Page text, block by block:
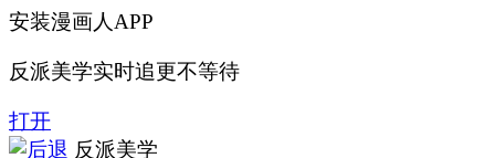
安装漫画人APP
反派美学实时追更不等待
打开
反派美学